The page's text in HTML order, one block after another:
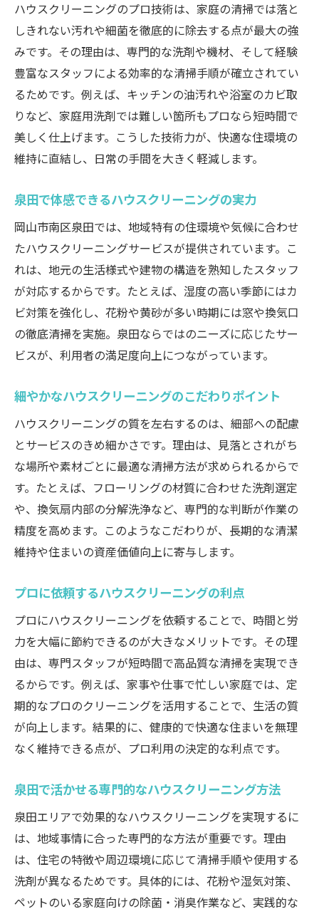
ハウスクリーニングのプロ技術は、家庭の清掃では落と
しきれない汚れや細菌を徹底的に除去する点が最大の強
みです。その理由は、専門的な洗剤や機材、そして経験
豊富なスタッフによる効率的な清掃手順が確立されてい
るためです。例えば、キッチンの油汚れや浴室のカビ取
りなど、家庭用洗剤では難しい箇所もプロなら短時間で
美しく仕上げます。こうした技術力が、快適な住環境の
維持に直結し、日常の手間を大きく軽減します。
泉田で体感できるハウスクリーニングの実力
岡山市南区泉田では、地域特有の住環境や気候に合わせ
たハウスクリーニングサービスが提供されています。こ
れは、地元の生活様式や建物の構造を熟知したスタッフ
が対応するからです。たとえば、湿度の高い季節にはカ
ビ対策を強化し、花粉や黄砂が多い時期には窓や換気口
の徹底清掃を実施。泉田ならではのニーズに応じたサー
ビスが、利用者の満足度向上につながっています。
細やかなハウスクリーニングのこだわりポイント
ハウスクリーニングの質を左右するのは、細部への配慮
とサービスのきめ細かさです。理由は、見落とされがち
な場所や素材ごとに最適な清掃方法が求められるからで
す。たとえば、フローリングの材質に合わせた洗剤選定
や、換気扇内部の分解洗浄など、専門的な判断が作業の
精度を高めます。このようなこだわりが、長期的な清潔
維持や住まいの資産価値向上に寄与します。
プロに依頼するハウスクリーニングの利点
プロにハウスクリーニングを依頼することで、時間と労
力を大幅に節約できるのが大きなメリットです。その理
由は、専門スタッフが短時間で高品質な清掃を実現でき
るからです。例えば、家事や仕事で忙しい家庭では、定
期的なプロのクリーニングを活用することで、生活の質
が向上します。結果的に、健康的で快適な住まいを無理
なく維持できる点が、プロ利用の決定的な利点です。
泉田で活かせる専門的なハウスクリーニング方法
泉田エリアで効果的なハウスクリーニングを実現するに
は、地域事情に合った専門的な方法が重要です。理由
は、住宅の特徴や周辺環境に応じて清掃手順や使用する
洗剤が異なるためです。具体的には、花粉や湿気対策、
ペットのいる家庭向けの除菌・消臭作業など、実践的な